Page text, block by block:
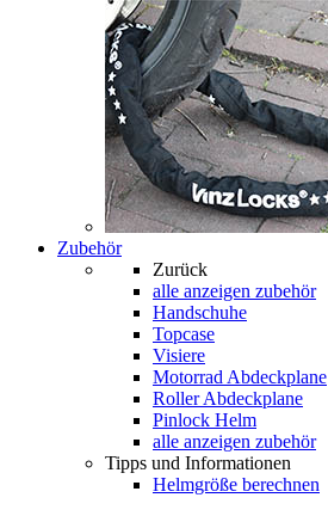
Zubehör
Zurück
alle anzeigen zubehör
Handschuhe
Topcase
Visiere
Motorrad Abdeckplane
Roller Abdeckplane
Pinlock Helm
alle anzeigen zubehör
Tipps und Informationen
Helmgröße berechnen